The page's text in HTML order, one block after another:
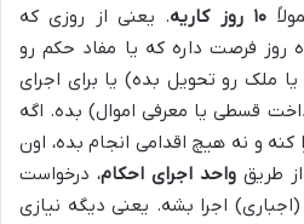
۱۰ روز کاریه
. یعنی از روزی که
روز فرصت داره که یا مفاد حکم رو
یا ملک رو تحویل بده) یا برای اجرای
قسطی یا معرفی اموال) بده. اگه
رو اجرا کنه و نه هیچ اقدامی انجام بده، اون
طریق واحد اجرای احکام، درخواست
اجرا بشه. یعنی دیگه نیازی